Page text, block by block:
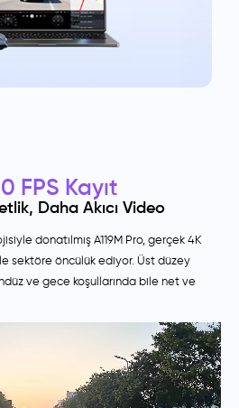
FPS Kayıt
Daha Akıcı Video
donatılmış A119M Pro, gerçek 4K
sektöre öncülük ediyor. Üst düzey
ve gece koşullarında bile net ve